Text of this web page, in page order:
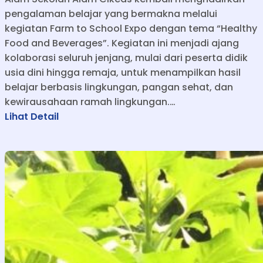
i
S
e
k
o
l
a
h
A
a
m
k
s
pengalaman belajar yang bermakna melalui
kegiatan Farm to School Expo dengan tema “Healthy
Food and Beverages”. Kegiatan ini menjadi ajang
kolaborasi seluruh jenjang, mulai dari peserta didik
usia dini hingga remaja, untuk menampilkan hasil
belajar berbasis lingkungan, pangan sehat, dan
kewirausahaan ramah lingkungan.…
Lihat Detail:
r
m